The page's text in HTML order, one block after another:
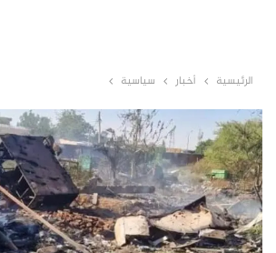
الرئيسية أخبار سياسية